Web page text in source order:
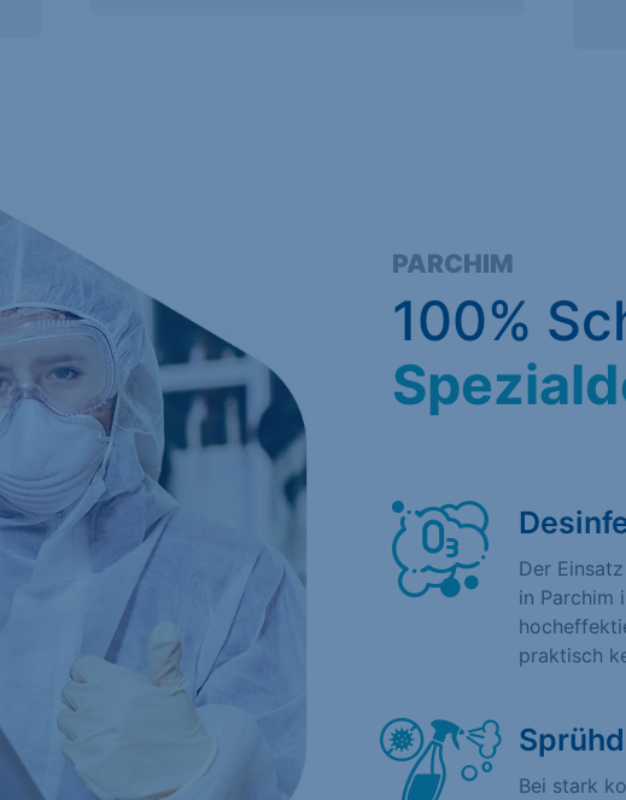
PARCHIM
100%
Der
in Parchim
praktisch
Bei stark